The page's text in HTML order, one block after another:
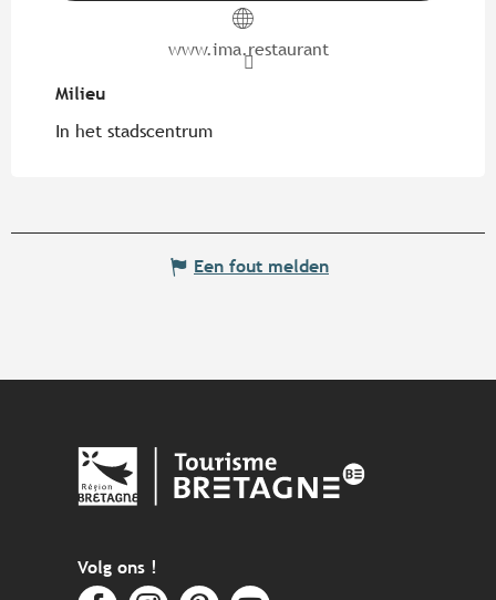
www.ima.restaurant
Milieu
Milieu
In het stadscentrum
Een fout melden
Volg ons !